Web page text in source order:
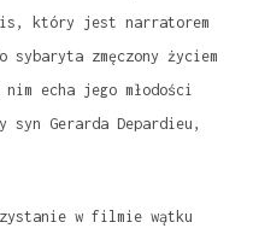
który jest narratorem
sybaryta zmęczony życiem
echa jego młodości
syn Gerarda Depardieu,
w filmie wątku